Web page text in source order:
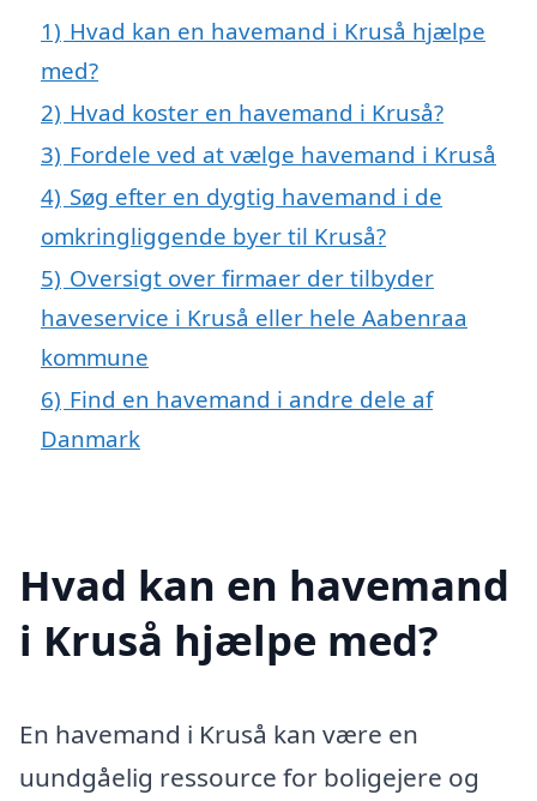
1) Hvad kan en havemand i Kruså hjælpe
med?
2) Hvad koster en havemand i Kruså?
3) Fordele ved at vælge havemand i Kruså
4) Søg efter en dygtig havemand i de
omkringliggende byer til Kruså?
5) Oversigt over firmaer der tilbyder
haveservice i Kruså eller hele Aabenraa
kommune
6) Find en havemand i andre dele af
Danmark
Hvad kan en havemand
i Kruså hjælpe med?
En havemand i Kruså kan være en
uundgåelig ressource for boligejere og